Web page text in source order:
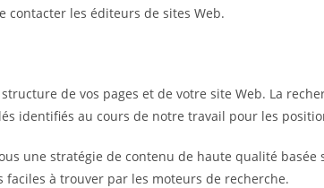
contacter les éditeurs de sites Web.
de vos pages et de votre site Web. La
identifiés au cours de notre travail pour les
une stratégie de contenu de haute qualité
faciles à trouver par les moteurs de recherche.